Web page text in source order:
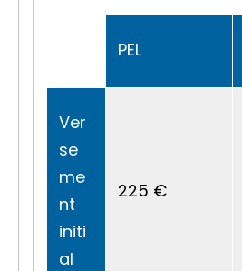
PEL
Ver
se
me
nt
initi
al
225 €